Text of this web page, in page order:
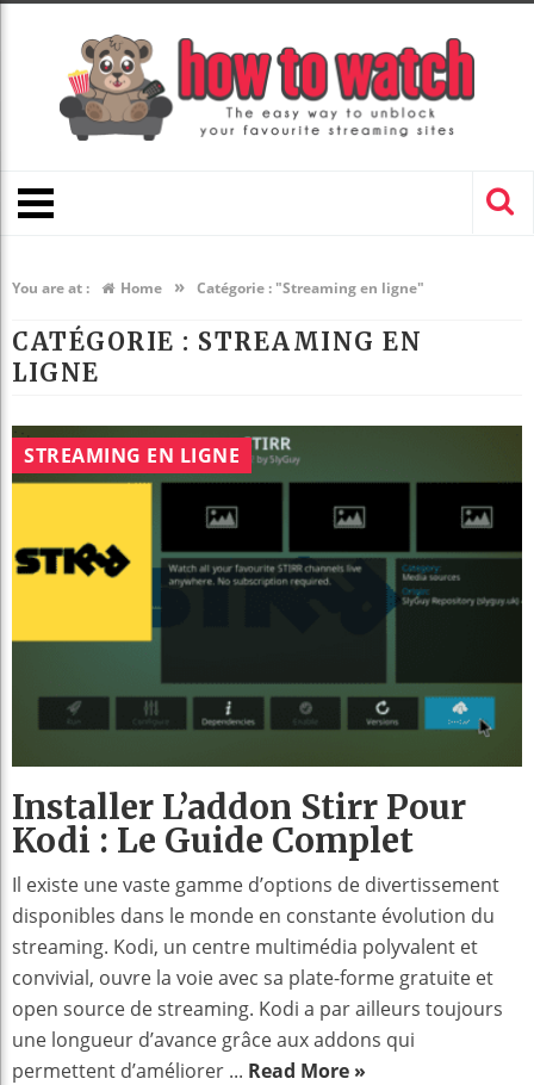
You are at : Home » Catégorie : "Streaming en ligne"
CATÉGORIE : STREAMING EN
LIGNE
STREAMING EN LIGNE
Installer L’addon Stirr Pour
Kodi : Le Guide Complet
Il existe une vaste gamme d’options de divertissement
disponibles dans le monde en constante évolution du
streaming. Kodi, un centre multimédia polyvalent et
convivial, ouvre la voie avec sa plate-forme gratuite et
open source de streaming. Kodi a par ailleurs toujours
une longueur d’avance grâce aux addons qui
permettent d’améliorer ... Read More »